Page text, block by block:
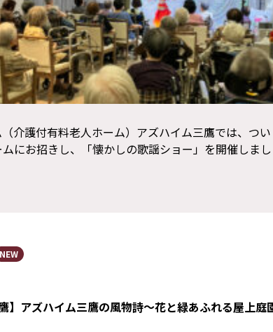
介護付有料老人ホーム）アズハイム三鷹では、つい
にお招きし、「懐かしの歌謡ショー」を開催しまし
NEW
】アズハイム三鷹の風物詩～花と緑あふれる屋上庭